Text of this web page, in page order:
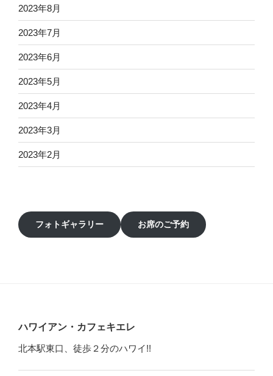
2023年8月
2023年7月
2023年6月
2023年5月
2023年4月
2023年3月
2023年2月
フォトギャラリー お席のご予約
ハワイアン・カフェキエレ
北本駅東口、徒歩２分のハワイ!!